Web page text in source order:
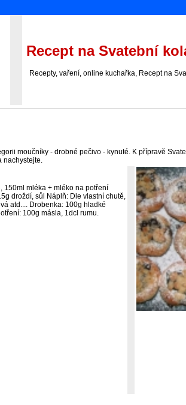
Recept na Svatební
Recepty, vaření, online kuchařka, Recept na
moučníky - drobné pečivo - kynuté. K přípravě
nachystejte.
150ml mléka + mléko na potření
droždí, sůl Náplň: Dle vlastní chutě,
atd.... Drobenka: 100g hladké
100g másla, 1dcl rumu.